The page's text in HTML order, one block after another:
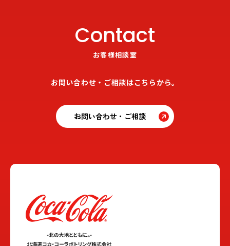
Contact
お客様相談室
お問い合わせ・ご相談はこちらから。
お問い合わせ・ご相談